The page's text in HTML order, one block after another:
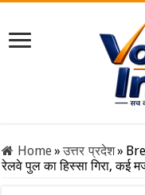
Home» उत्तर प्रदेश»
रेलवे पुल का हिस्सा गिरा, कई